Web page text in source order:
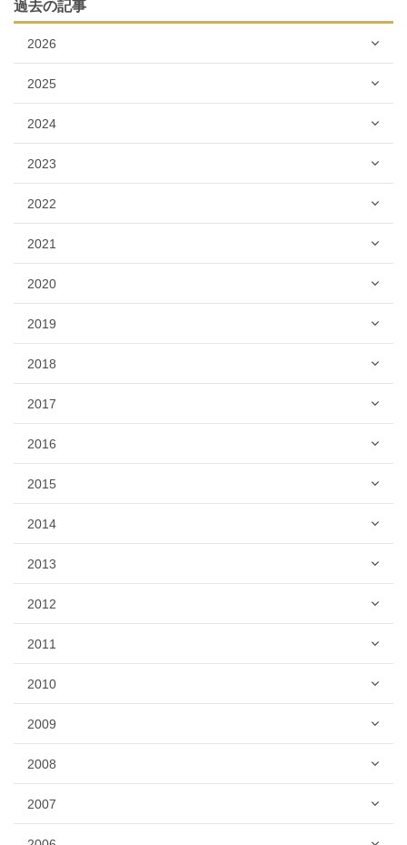
過去の記事
2026
2025
2024
2023
2022
2021
2020
2019
2018
2017
2016
2015
2014
2013
2012
2011
2010
2009
2008
2007